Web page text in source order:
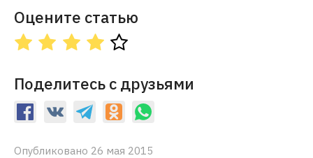
Оцените статью
Поделитесь с друзьями
Опубликовано 26 мая 2015